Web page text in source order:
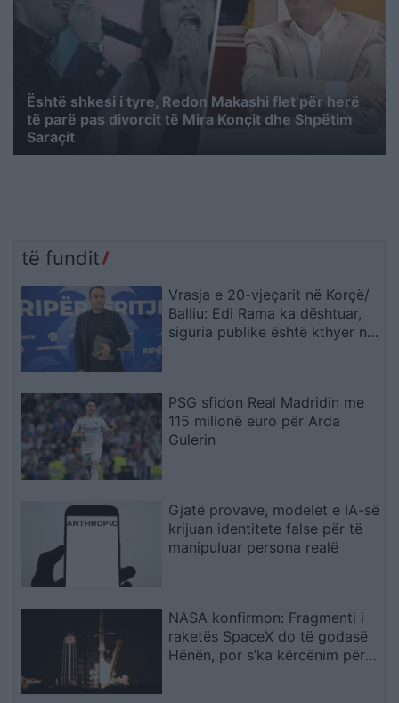
Është shkesi i tyre, Redon Makashi flet për herë
të parë pas divorcit të Mira Konçit dhe Shpëtim
Saraçit
të fundit
Vrasja e 20-vjeçarit në Korçë/
Balliu: Edi Rama ka dështuar,
siguria publike është kthyer në
PSG sfidon Real Madridin me
115 milionë euro për Arda
Gulerin
Gjatë provave, modelet e IA-së
krijuan identitete false për të
manipuluar persona realë
NASA konfirmon: Fragmenti i
raketës SpaceX do të godasë
Hënën, por s’ka kërcënim për